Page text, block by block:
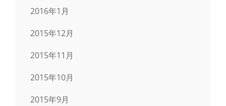
2016年1月
2015年12月
2015年11月
2015年10月
2015年9月